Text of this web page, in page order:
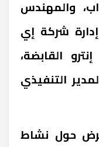
والمهندس
شركة إي
القابضة،
التنفيذي
حول نشاط